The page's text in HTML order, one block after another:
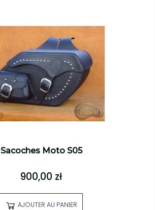
Sacoches Moto S05
900,00 zł
AJOUTER AU PANIER